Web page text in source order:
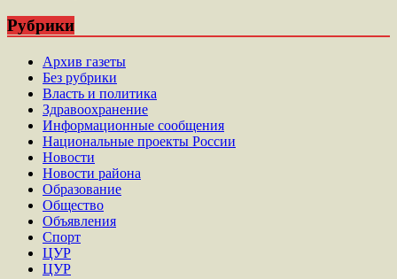
Рубрики
Архив газеты
Без рубрики
Власть и политика
Здравоохранение
Информационные сообщения
Национальные проекты России
Новости
Новости района
Образование
Общество
Объявления
Спорт
ЦУР
ЦУР